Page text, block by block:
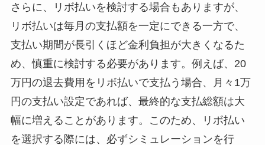
さらに、リボ払いを検討する場合もありますが、
リボ払いは毎月の支払額を一定にできる一方で、
支払い期間が長引くほど金利負担が大きくなるた
め、慎重に検討する必要があります。例えば、20
万円の退去費用をリボ払いで支払う場合、月々1万
円の支払い設定であれば、最終的な支払総額は大
幅に増えることがあります。このため、リボ払い
を選択する際には、必ずシミュレーションを行